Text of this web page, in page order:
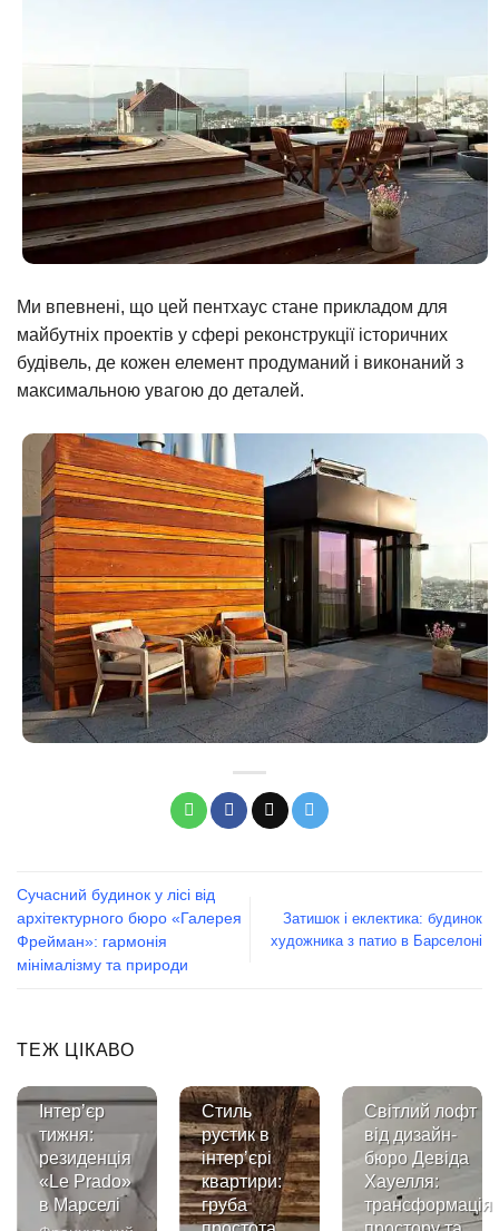
Ми впевнені, що цей пентхаус стане прикладом для
майбутніх проектів у сфері реконструкції історичних
будівель, де кожен елемент продуманий і виконаний з
максимальною увагою до деталей.
Сучасний будинок у лісі від
архітектурного бюро «Галерея
Фрейман»: гармонія
мінімалізму та природи
Затишок і еклектика: будинок
художника з патио в Барселоні
ТЕЖ ЦІКАВО
Інтер’єр
тижня:
резиденція
«Le Prado»
в Марселі
Стиль
рустик в
інтер’єрі
квартири:
груба
Світлий лофт
від дизайн-
бюро Девіда
Хауелля:
трансформація